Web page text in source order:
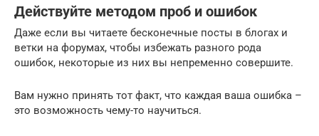
Действуйте методом проб и ошибок
Даже если вы читаете бесконечные посты в блогах и
ветки на форумах, чтобы избежать разного рода
ошибок, некоторые из них вы непременно совершите.
Вам нужно принять тот факт, что каждая ваша ошибка –
это возможность чему-то научиться.